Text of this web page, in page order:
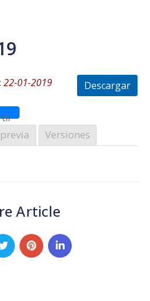
Descargar
22-01-2019
Versiones
Article